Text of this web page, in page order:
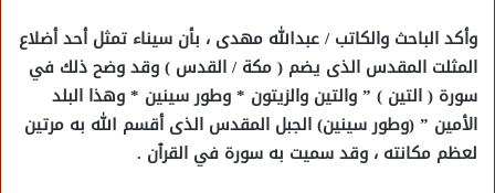
وأكد الباحث والكاتب / عبدالله مهدى ، بأن سيناء تمثل أحد أضلاع
المثلت المقدس الذى يضم ( مكة / القدس ) وقد وضح ذلك في
سورة ( التين ) ” والتين والزيتون * وطور سينين * وهذا البلد
الأمين ” (وطور سينين) الجبل المقدس الذى أقسم الله به مرتين
لعظم مكانته ، وقد سميت به سورة في القرٱن .